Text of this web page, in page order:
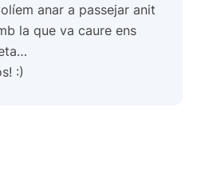
anar a passejar anit
la que va caure ens
:)